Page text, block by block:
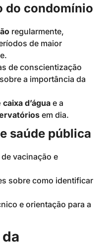
do condomínio
regularmente,
de maior
de conscientização
a importância da
d’água e a
em dia.
saúde pública
vacinação e
sobre como identificar
e orientação para a